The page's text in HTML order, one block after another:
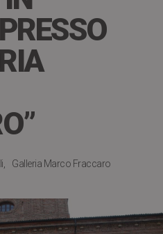
Galleria Marco Fraccaro